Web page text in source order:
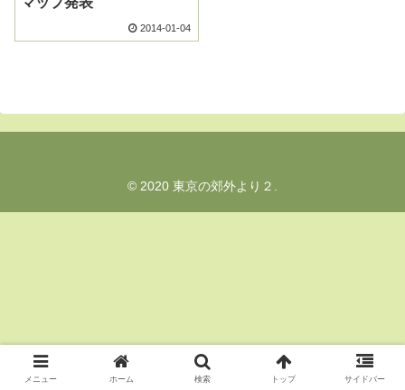
2014-01-04
© 2020 東京の郊外より２.
メニュー ホーム 検索 トップ サイドバー